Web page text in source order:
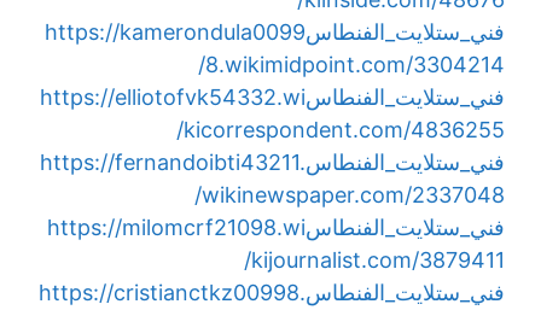
فني_ستلايت_الفنطاسhttps://kamerondula0099
8.wikimidpoint.com/3304214/
فني_ستلايت_الفنطاسhttps://elliotofvk54332.wi
kicorrespondent.com/4836255/
فني_ستلايت_الفنطاسhttps://fernandoibti43211.
wikinewspaper.com/2337048/
فني_ستلايت_الفنطاسhttps://milomcrf21098.wi
kijournalist.com/3879411/
فني_ستلايت_الفنطاسhttps://cristianctkz00998.